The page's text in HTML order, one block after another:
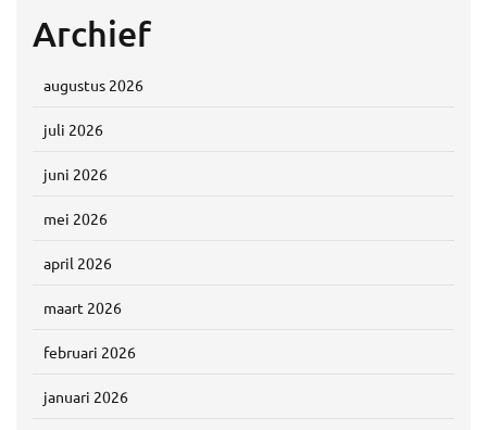
Archief
augustus 2026
juli 2026
juni 2026
mei 2026
april 2026
maart 2026
februari 2026
januari 2026